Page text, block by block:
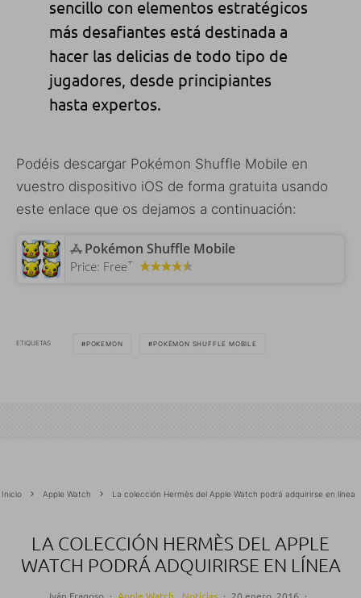
sencillo con elementos estratégicos
más desafiantes está destinada a
hacer las delicias de todo tipo de
jugadores, desde principiantes
hasta expertos.
Podéis descargar Pokémon Shuffle Mobile en
vuestro dispositivo iOS de forma gratuita usando
este enlace que os dejamos a continuación:
‎Pokémon Shuffle Mobile
Price: Free+
ETIQUETAS POKEMON POKÉMON SHUFFLE MOBILE
Inicio Apple Watch La colección Hermès del Apple Watch podrá adquirirse en línea
LA COLECCIÓN HERMÈS DEL APPLE
WATCH PODRÁ ADQUIRIRSE EN LÍNEA
Iván Fragoso · Apple Watch Noticias · 20 enero, 2016 ·